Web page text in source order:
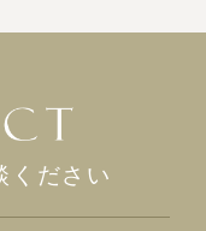
ください